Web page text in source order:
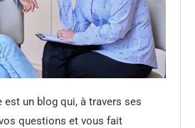
est un blog qui, à travers ses
questions et vous fait